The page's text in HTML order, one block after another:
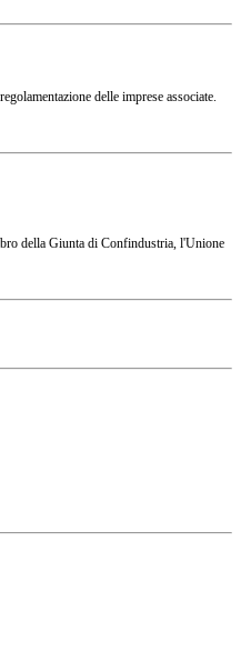
delle imprese associate.
della Giunta di Confindustria, l'Unione